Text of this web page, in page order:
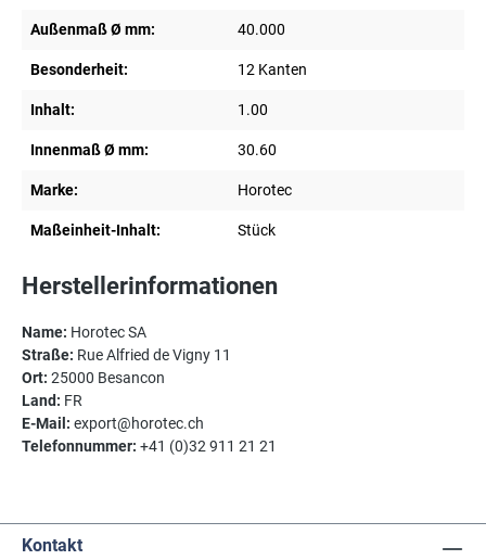
Außenmaß Ø mm: 40.000
Besonderheit: 12 Kanten
Inhalt: 1.00
Innenmaß Ø mm: 30.60
Marke: Horotec
Maßeinheit-Inhalt: Stück
Herstellerinformationen
Name: Horotec SA
Straße: Rue Alfried de Vigny 11
Ort: 25000 Besancon
Land: FR
E-Mail: export@horotec.ch
Telefonnummer: +41 (0)32 911 21 21
Kontakt